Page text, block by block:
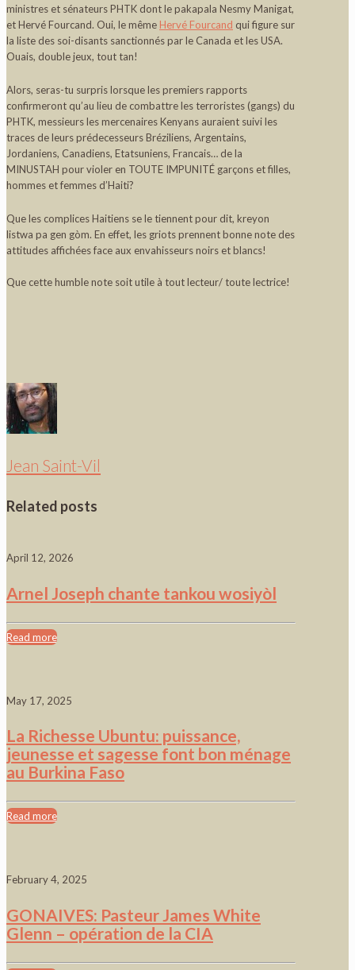
ministres et sénateurs PHTK dont le pakapala Nesmy Manigat,
et Hervé Fourcand. Oui, le même Hervé Fourcand qui figure sur
la liste des soi-disants sanctionnés par le Canada et les USA.
Ouais, double jeux, tout tan!
Alors, seras-tu surpris lorsque les premiers rapports
confirmeront qu’au lieu de combattre les terroristes (gangs) du
PHTK, messieurs les mercenaires Kenyans auraient suivi les
traces de leurs prédecesseurs Bréziliens, Argentains,
Jordaniens, Canadiens, Etatsuniens, Francais… de la
MINUSTAH pour violer en TOUTE IMPUNITÉ garçons et filles,
hommes et femmes d’Haiti?
Que les complices Haitiens se le tiennent pour dit, kreyon
listwa pa gen gòm. En effet, les griots prennent bonne note des
attitudes affichées face aux envahisseurs noirs et blancs!
Que cette humble note soit utile à tout lecteur/ toute lectrice!
Jean Saint-Vil
Related posts
April 12, 2026
Arnel Joseph chante tankou wosiyòl
Read more
May 17, 2025
La Richesse Ubuntu: puissance,
jeunesse et sagesse font bon ménage
au Burkina Faso
Read more
February 4, 2025
GONAIVES: Pasteur James White
Glenn – opération de la CIA